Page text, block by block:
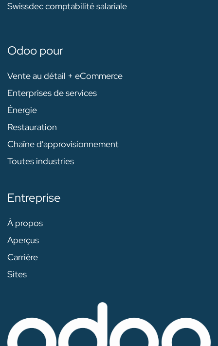
Swissdec comptabilité salariale
Odoo pour
Vente au détail + eCommerce
Enterprises de services
Énergie
Restauration
Chaîne d'approvisionnement
Toutes industries
Entreprise
À propos
Aperçus
Carrière
Sites